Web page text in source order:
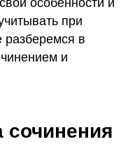
при
разберемся в
и